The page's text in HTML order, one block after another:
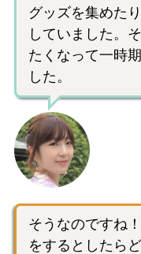
グッズを集めた
していました。
たくなって一時
した。
そうなのですね
をするとしたら